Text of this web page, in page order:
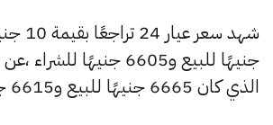
جنيهًا للبيع و6605 جنيهًا
الذي كان 6665 جنيهًا للبيع و6615 جنيهًا للشراء.